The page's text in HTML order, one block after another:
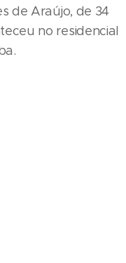
de Araújo, de 34
no residencial